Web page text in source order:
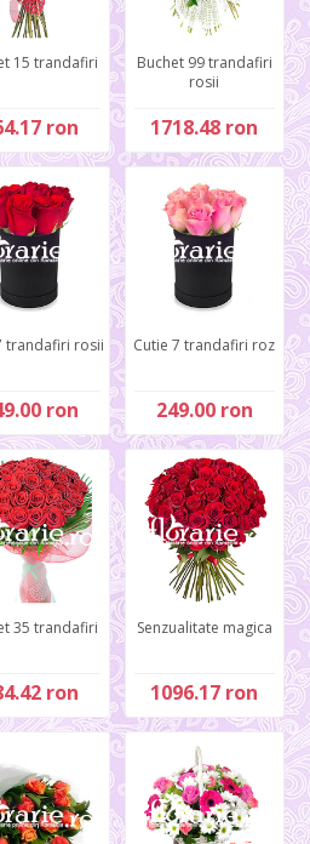
15 trandafiri
ron
Buchet 99 trandafiri
rosii
1718.48 ron
trandafiri rosii
ron
Cutie 7 trandafiri roz
249.00 ron
35 trandafiri
ron
Senzualitate magica
1096.17 ron